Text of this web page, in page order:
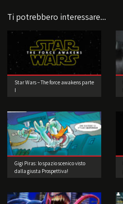
Ti potrebbero interessare...
Star Wars – The force awakens parte
I
Gigi Piras: lo spazio scenico visto
dalla giusta Prospettiva!